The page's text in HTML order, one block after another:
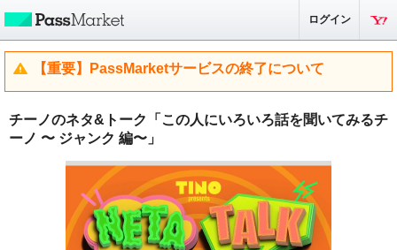
ログイン
【重要】PassMarketサービスの終了について
チーノのネタ&トーク「この人にいろいろ話を聞いてみるチ
ーノ 〜 ジャンク 編〜」